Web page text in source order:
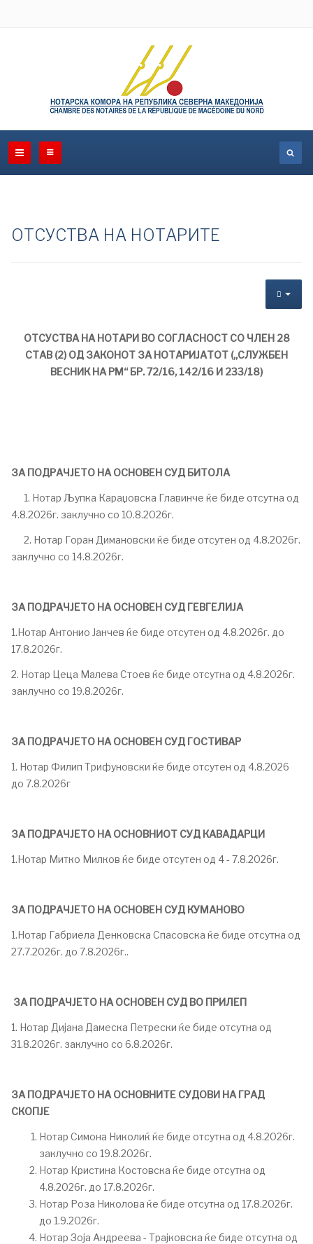
ОТСУСТВА НА НОТАРИТЕ
ОТСУСТВА НА НОТАРИ ВО СОГЛАСНОСТ СО ЧЛЕН 28
СТАВ (2) ОД ЗАКОНОТ ЗА НОТАРИЈАТОТ („СЛУЖБЕН
ВЕСНИК НА РМ“ БР. 72/16, 142/16 И 233/18)
ЗА ПОДРАЧЈЕТО НА ОСНОВЕН СУД БИТОЛА
1. Нотар Љупка Караџовска Главинче ќе биде отсутна од
4.8.2026г. заклучно со 10.8.2026г.
2. Нотар Горан Димановски ќе биде отсутен од 4.8.2026г.
заклучно со 14.8.2026г.
ЗА ПОДРАЧЈЕТО НА ОСНОВЕН СУД ГЕВГЕЛИЈА
1.Нотар Антонио Јанчев ќе биде отсутен од 4.8.2026г. до
17.8.2026г.
2. Нотар Цеца Малева Стоев ќе биде отсутна од 4.8.2026г.
заклучно со 19.8.2026г.
ЗА ПОДРАЧЈЕТО НА ОСНОВЕН СУД ГОСТИВАР
1. Нотар Филип Трифуновски ќе биде отсутен од 4.8.2026
до 7.8.2026г
ЗА ПОДРАЧЈЕТО НА ОСНОВНИОТ СУД КАВАДАРЦИ
1.Нотар Митко Милков ќе биде отсутен од 4 - 7.8.2026г.
ЗА ПОДРАЧЈЕТО НА ОСНОВЕН СУД КУМАНОВО
1.Нотар Габриела Денковска Спасовска ќе биде отсутна од
27.7.2026г. до 7.8.2026г..
ЗА ПОДРАЧЈЕТО НА ОСНОВЕН СУД ВО ПРИЛЕП
1. Нотар Дијана Дамеска Петрески ќе биде отсутна од
31.8.2026г. заклучно со 6.8.2026г.
ЗА ПОДРАЧЈЕТО НА ОСНОВНИТЕ СУДОВИ НА ГРАД
СКОПЈE
Нотар Симона Николиќ ќе биде отсутна од 4.8.2026г.
заклучно со 19.8.2026г.
Нотар Кристина Костовска ќе биде отсутна од
4.8.2026г. до 17.8.2026г.
Нотар Роза Николова ќе биде отсутна од 17.8.2026г.
до 1.9.2026г.
Нотар Зоја Андреева - Трајковска ќе биде отсутна од